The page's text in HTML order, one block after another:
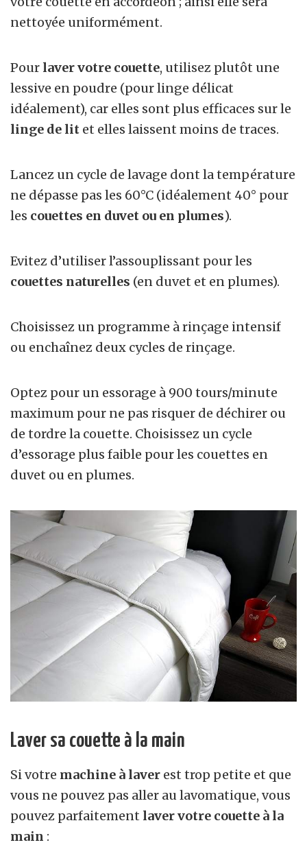
nettoyée uniformément.
Pour laver votre couette, utilisez plutôt une
lessive en poudre (pour linge délicat
idéalement), car elles sont plus efficaces sur le
linge de lit et elles laissent moins de traces.
Lancez un cycle de lavage dont la température
ne dépasse pas les 60°C (idéalement 40° pour
les couettes en duvet ou en plumes).
Evitez d’utiliser l’assouplissant pour les
couettes naturelles (en duvet et en plumes).
Choisissez un programme à rinçage intensif
ou enchaînez deux cycles de rinçage.
Optez pour un essorage à 900 tours/minute
maximum pour ne pas risquer de déchirer ou
de tordre la couette. Choisissez un cycle
d’essorage plus faible pour les couettes en
duvet ou en plumes.
Laver sa couette à la main
Si votre machine à laver est trop petite et que
vous ne pouvez pas aller au lavomatique, vous
pouvez parfaitement laver votre couette à la
main :